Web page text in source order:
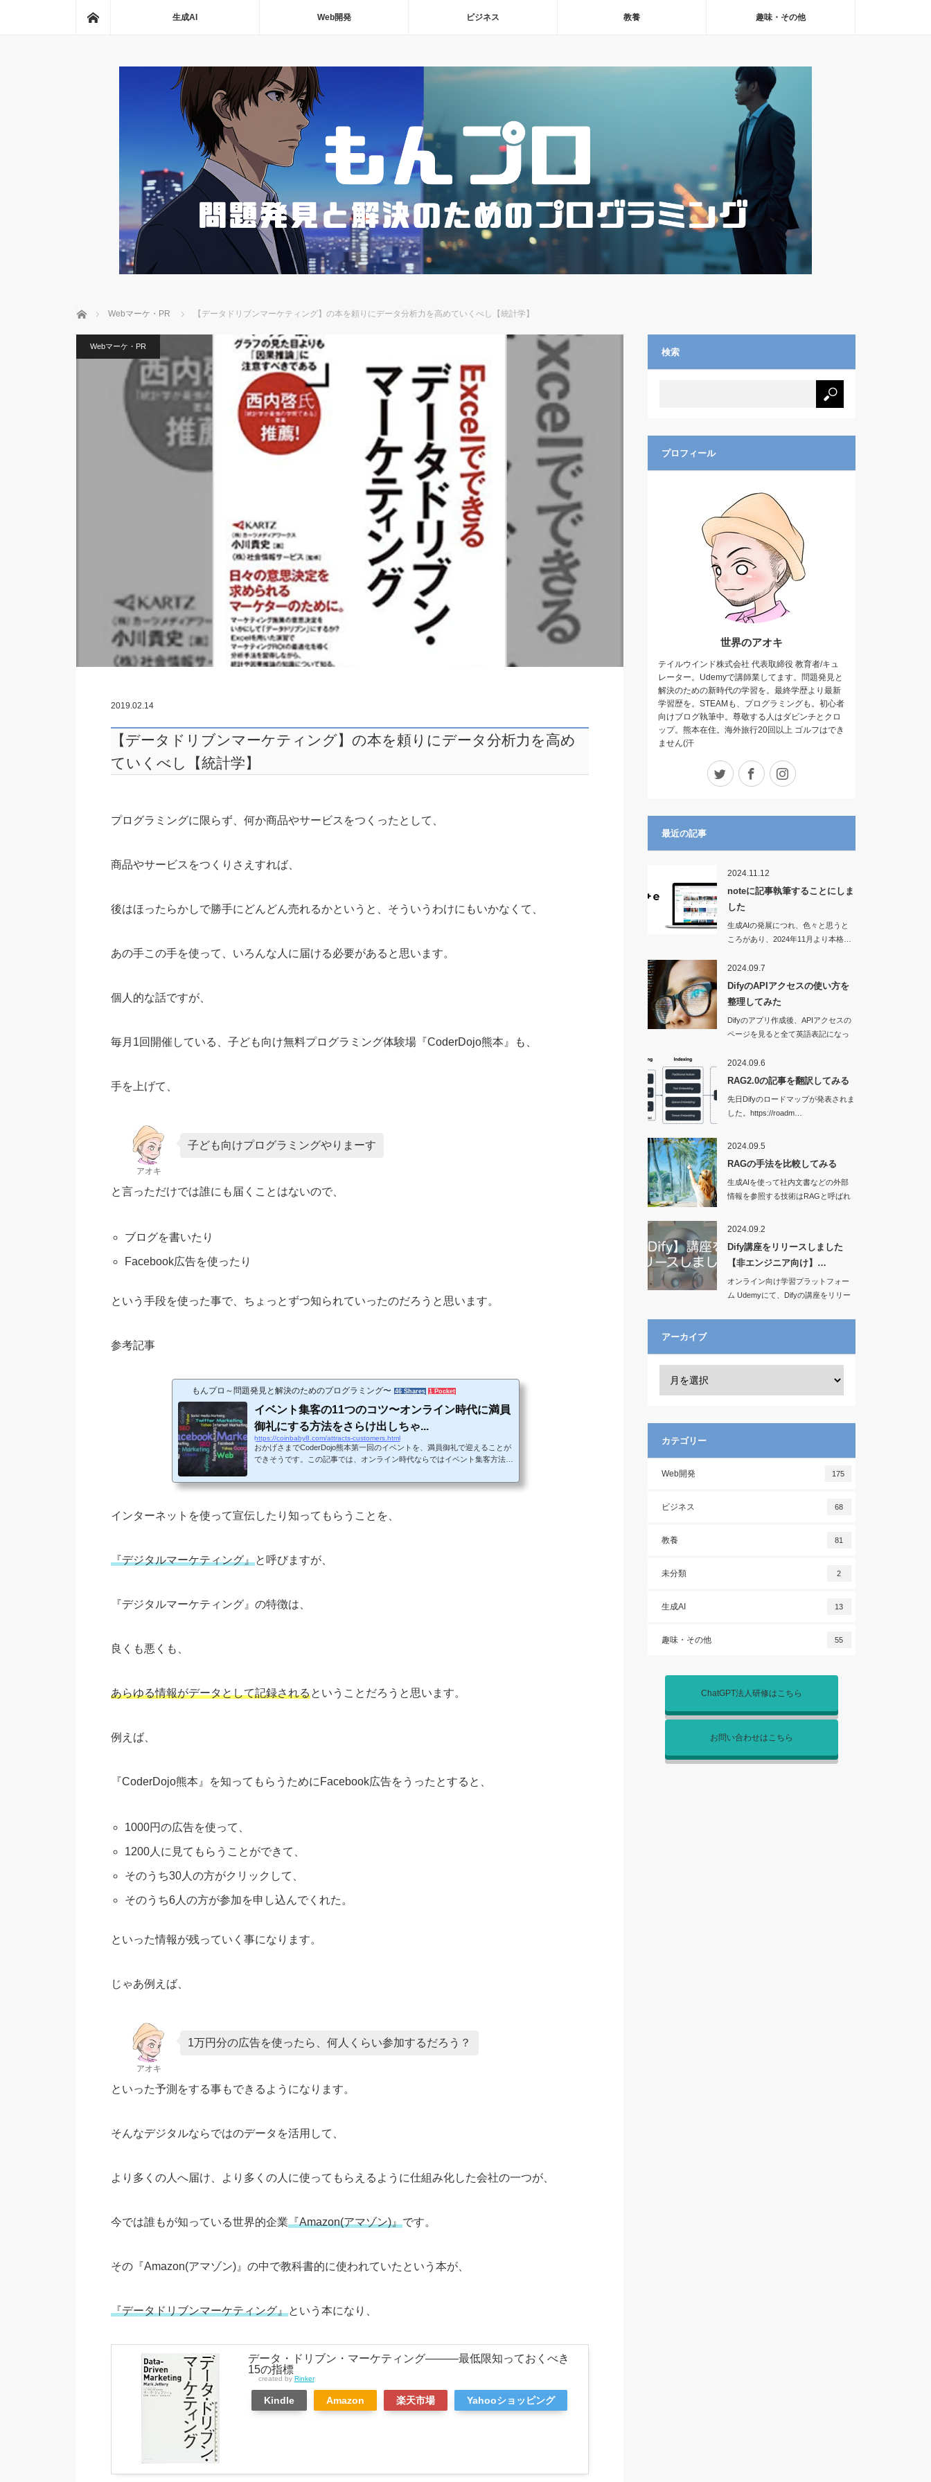
生成AI Web開発 ビジネス 教養 趣味・その他
ホーム Webマーケ・PR 【データドリブンマーケティング】の本を頼りにデータ分析力を高めていくべし【統計学】
Webマーケ・PR
2019.02.14
【データドリブンマーケティング】の本を頼りにデータ分析力を高め
ていくべし【統計学】
プログラミングに限らず、何か商品やサービスをつくったとして、
商品やサービスをつくりさえすれば、
後はほったらかしで勝手にどんどん売れるかというと、そういうわけにもいかなくて、
あの手この手を使って、いろんな人に届ける必要があると思います。
個人的な話ですが、
毎月1回開催している、子ども向け無料プログラミング体験場『CoderDojo熊本』も、
手を上げて、
アオキ
子ども向けプログラミングやりまーす
と言っただけでは誰にも届くことはないので、
ブログを書いたり
Facebook広告を使ったり
という手段を使った事で、ちょっとずつ知られていったのだろうと思います。
参考記事
もんプロ～問題発見と解決のためのプログラミング〜 46 Shares 1 Pocket
イベント集客の11つのコツ〜オンライン時代に満員
御礼にする方法をさらけ出しちゃ...
https://coinbaby8.com/attracts-customers.html
おかげさまでCoderDojo熊本第一回のイベントを、満員御礼で迎えることが
できそうです。この記事では、オンライン時代ならではイベント集客方法、
かしばらく迷ったのですが、あえてさらけ出すことで、他のCoderDojo立ち
方がいたらすみませんです。ではさっそく・・イベント集客が満席になるま
インターネットを使って宣伝したり知ってもらうことを、
『デジタルマーケティング』と呼びますが、
『デジタルマーケティング』の特徴は、
良くも悪くも、
あらゆる情報がデータとして記録されるということだろうと思います。
例えば、
『CoderDojo熊本』を知ってもらうためにFacebook広告をうったとすると、
1000円の広告を使って、
1200人に見てもらうことができて、
そのうち30人の方がクリックして、
そのうち6人の方が参加を申し込んでくれた。
といった情報が残っていく事になります。
じゃあ例えば、
アオキ
1万円分の広告を使ったら、何人くらい参加するだろう？
といった予測をする事もできるようになります。
そんなデジタルならではのデータを活用して、
より多くの人へ届け、より多くの人に使ってもらえるように仕組み化した会社の一つが、
今では誰もが知っている世界的企業『Amazon(アマゾン)』です。
その『Amazon(アマゾン)』の中で教科書的に使われていたという本が、
『データドリブンマーケティング』という本になり、
データ・ドリブン・マーケティング―――最低限知っておくべき
15の指標
created by Rinker
Kindle Amazon 楽天市場 Yahooショッピング
検索
プロフィール
世界のアオキ
テイルウインド株式会社 代表取締役 教育者/キュ
レーター。Udemyで講師業してます。問題発見と
解決のための新時代の学習を。最終学歴より最新
学習歴を。STEAMも、プログラミングも。初心者
向けブログ執筆中。尊敬する人はダビンチとクロ
ップ。熊本在住。海外旅行20回以上 ゴルフはでき
ません(汗
Twitter Facebook
最近の記事
2024.11.12
noteに記事執筆することにしま
した
生成AIの発展につれ、色々と思うと
ころがあり、2024年11月より本格…
2024.09.7
DifyのAPIアクセスの使い方を
整理してみた
Difyのアプリ作成後、APIアクセスの
ページを見ると全て英語表記になっ
2024.09.6
RAG2.0の記事を翻訳してみる
先日Difyのロードマップが発表されま
した。https://roadm…
2024.09.5
RAGの手法を比較してみる
生成AIを使って社内文書などの外部
情報を参照する技術はRAGと呼ばれ
2024.09.2
Dify講座をリリースしました
【非エンジニア向け】…
オンライン向け学習プラットフォー
ム Udemyにて、Difyの講座をリリー
アーカイブ
カテゴリー
Web開発 175
ビジネス 68
教養 81
未分類 2
生成AI 13
趣味・その他 55
ChatGPT法人研修はこちら
お問い合わせはこちら